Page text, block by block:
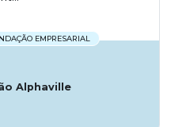
EMPRESARIAL
Alphaville